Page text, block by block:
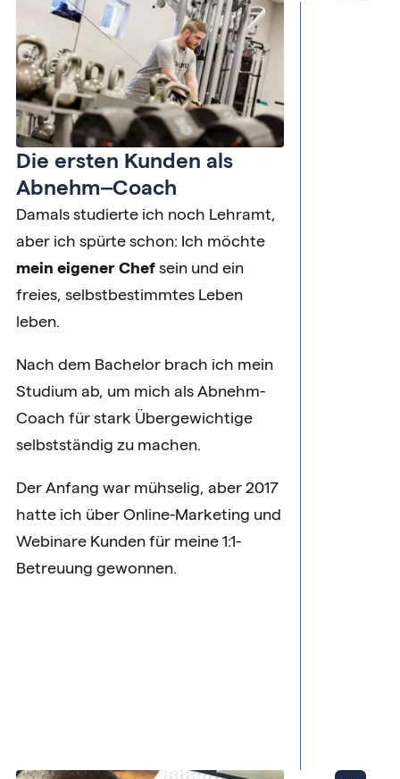
Die ersten Kunden als
Abnehm‒Coach
Damals studierte ich noch Lehramt,
aber ich spürte schon: Ich möchte
mein eigener Chef sein und ein
freies, selbstbestimmtes Leben
leben.
Nach dem Bachelor brach ich mein
Studium ab, um mich als Abnehm-
Coach für stark Übergewichtige
selbstständig zu machen.
Der Anfang war mühselig, aber 2017
hatte ich über Online-Marketing und
Webinare Kunden für meine 1:1-
Betreuung gewonnen.